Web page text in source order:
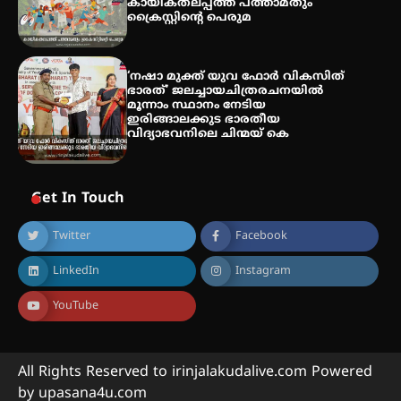
കായികതലപ്പത്ത് പത്താമതും
ക്രൈസ്റ്റിന്റെ പെരുമ
‘നഷാ മുക്ത് യുവ ഫോർ വികസിത്
ഭാരത്’ ജലച്ചായചിത്രരചനയിൽ
മൂന്നാം സ്ഥാനം നേടിയ
ഇരിങ്ങാലക്കുട ഭാരതീയ
വിദ്യാഭവനിലെ ചിന്മയ് കെ
Get In Touch
Twitter Facebook
LinkedIn Instagram
YouTube
All Rights Reserved to irinjalakudalive.com Powered
by upasana4u.com